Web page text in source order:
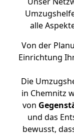
alle
Von der
Einrichtung
Die
in Chemnitz
von
und das
bewusst,